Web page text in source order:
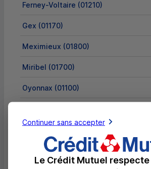
Ferney-Voltaire (01210)
Gex (01170)
Meximieux (01800)
Miribel (01700)
Oyonnax (01100)
Villars-les-Dombes (01330)
Continuer sans accepter
Le Crédit Mutuel